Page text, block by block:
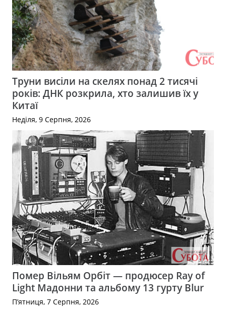
Труни висіли на скелях понад 2 тисячі
років: ДНК розкрила, хто залишив їх у
Китаї
Неділя, 9 Серпня, 2026
Помер Вільям Орбіт — продюсер Ray of
Light Мадонни та альбому 13 гурту Blur
П’ятниця, 7 Серпня, 2026